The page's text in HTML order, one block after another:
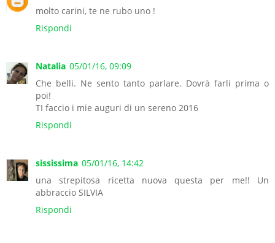
molto carini, te ne rubo uno !
Rispondi
Natalia 05/01/16, 09:09
Che belli. Ne sento tanto parlare. Dovrà farli prima o
poi!
TI faccio i mie auguri di un sereno 2016
Rispondi
sississima 05/01/16, 14:42
una strepitosa ricetta nuova questa per me!! Un
abbraccio SILVIA
Rispondi